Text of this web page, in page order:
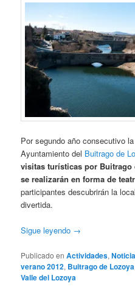
Por segundo año consecutivo
Ayuntamiento del Buitrago de
visitas turísticas por Buitrago
se realizarán en forma de
participantes descubrirán la
divertida.
Sigue leyendo →
Publicado en Actividades,
verano 2012, Buitrago de Lozoya
Valle del Lozoya